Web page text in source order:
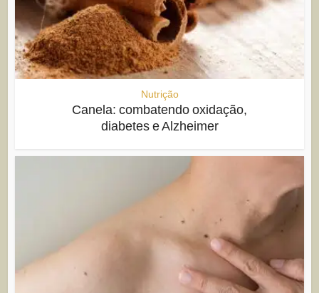
Nutrição
Canela: combatendo oxidação,
diabetes e Alzheimer